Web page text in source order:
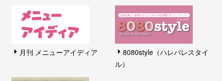
月刊 メニューアイディア
8080style（ハレバレスタイ
ル）